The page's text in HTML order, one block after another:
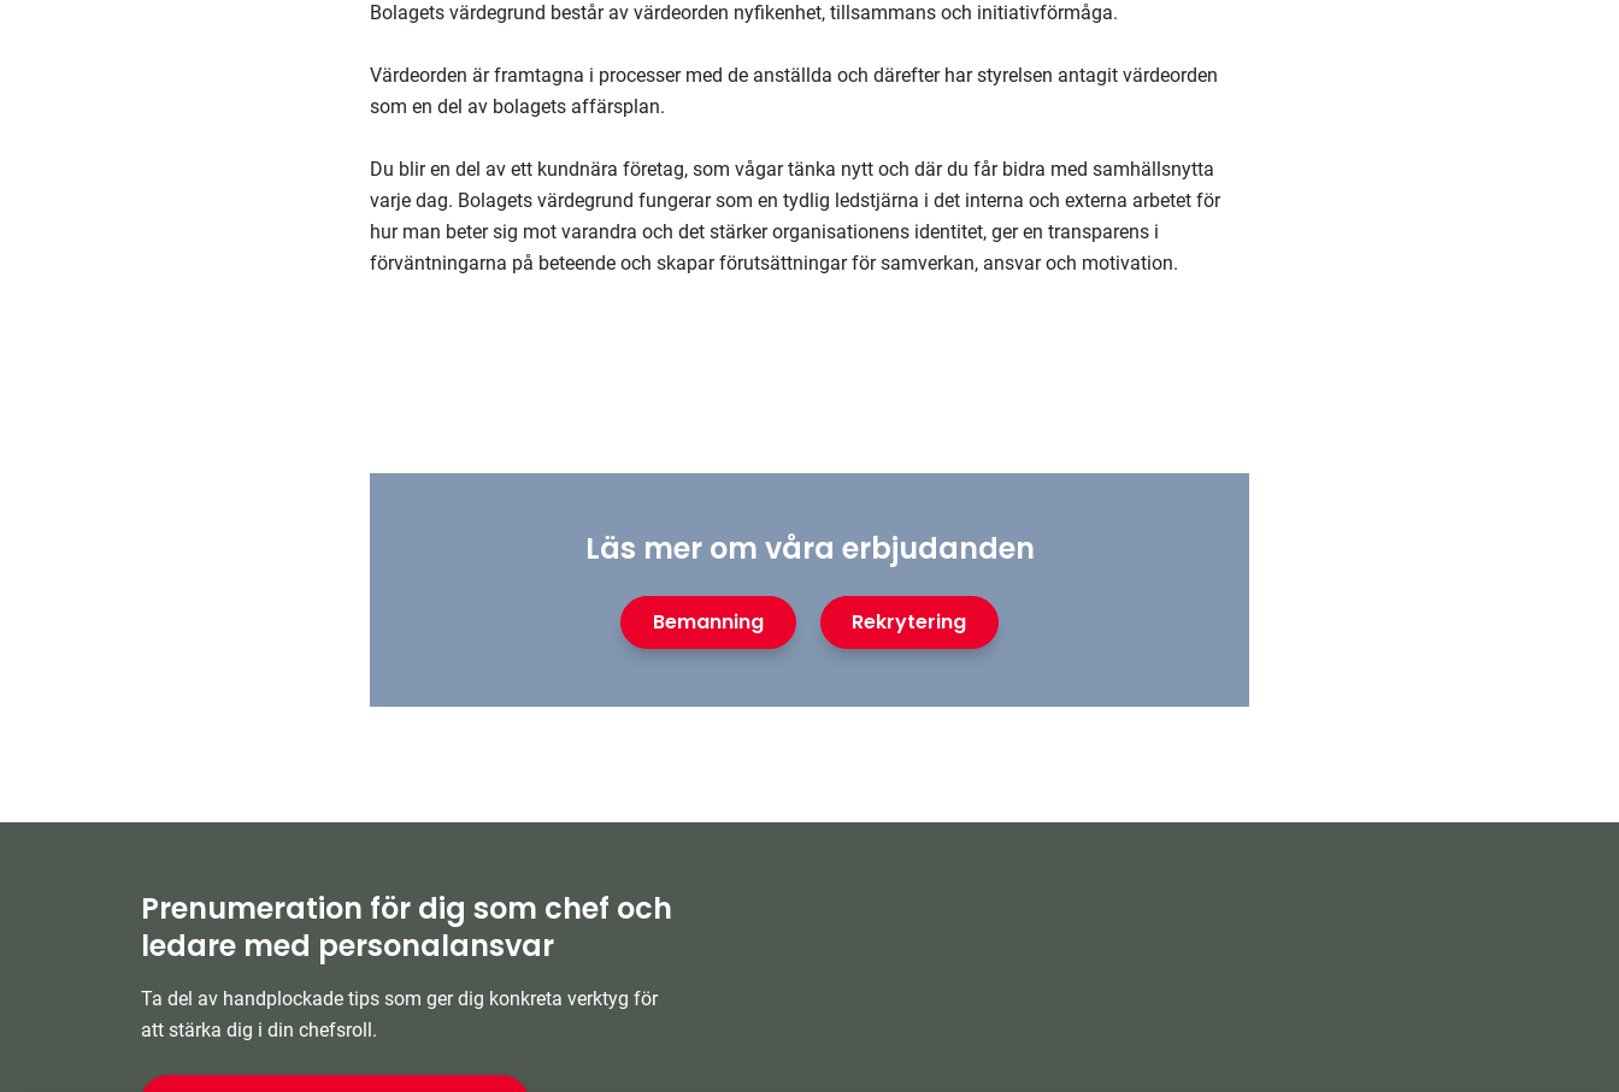
Bolagets värdegrund består av värdeorden nyfikenhet, tillsammans och initiativförmåga.
Värdeorden är framtagna i processer med de anställda och därefter har styrelsen antagit värdeorden
som en del av bolagets affärsplan.
Du blir en del av ett kundnära företag, som vågar tänka nytt och där du får bidra med samhällsnytta
varje dag. Bolagets värdegrund fungerar som en tydlig ledstjärna i det interna och externa arbetet för
hur man beter sig mot varandra och det stärker organisationens identitet, ger en transparens i
förväntningarna på beteende och skapar förutsättningar för samverkan, ansvar och motivation.
Läs mer om våra erbjudanden
Bemanning Rekrytering
Prenumeration för dig som chef och
ledare med personalansvar
Ta del av handplockade tips som ger dig konkreta verktyg för
att stärka dig i din chefsroll.